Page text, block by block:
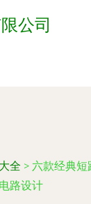
公司
全 > 六款经典短
路设计